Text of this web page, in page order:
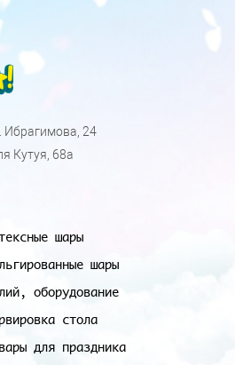
шары
шары
оборудование
стола
для праздника
Ибрагимова, 24
Кутуя, 68а